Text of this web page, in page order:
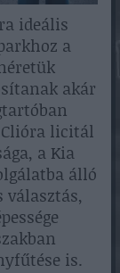
ideális
a
akár
Clióra licitál
a Kia
álló
választás,
is.